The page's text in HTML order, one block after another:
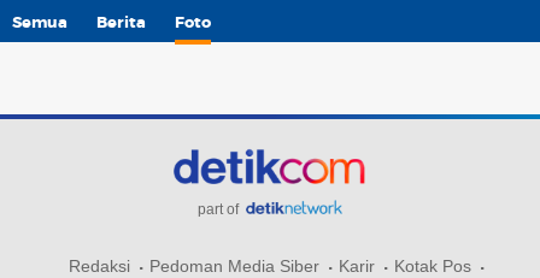
Semua Berita Foto
part of
Redaksi Pedoman Media Siber Karir
Kotak Pos